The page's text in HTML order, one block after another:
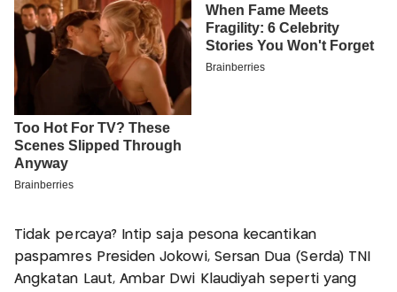
Tidak percaya? Intip saja pesona kecantikan
paspamres Presiden Jokowi, Sersan Dua (Serda) TNI
Angkatan Laut, Ambar Dwi Klaudiyah seperti yang